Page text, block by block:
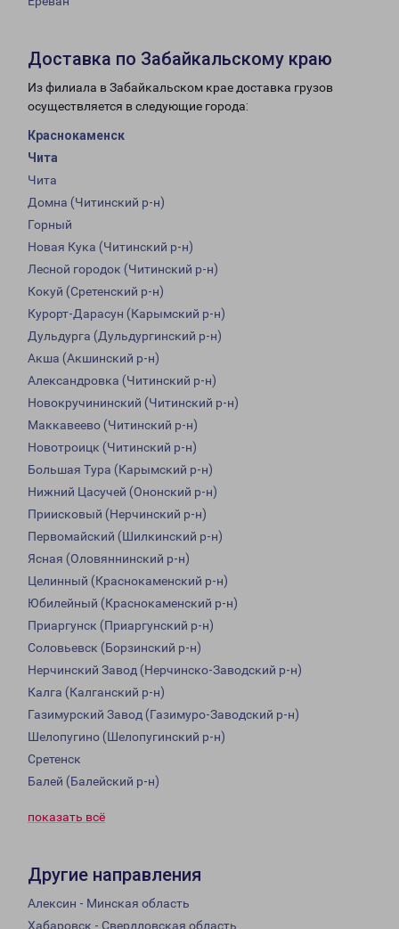
Доставка по Забайкальскому краю
Из филиала в Забайкальском крае доставка грузов
осуществляется в следующие города:
Краснокаменск
Чита
Чита
Домна (Читинский р-н)
Горный
Новая Кука (Читинский р-н)
Лесной городок (Читинский р-н)
Кокуй (Сретенский р-н)
Курорт-Дарасун (Карымский р-н)
Дульдурга (Дульдургинский р-н)
Акша (Акшинский р-н)
Александровка (Читинский р-н)
Новокручининский (Читинский р-н)
Маккавеево (Читинский р-н)
Новотроицк (Читинский р-н)
Большая Тура (Карымский р-н)
Нижний Цасучей (Ононский р-н)
Приисковый (Нерчинский р-н)
Первомайский (Шилкинский р-н)
Ясная (Оловяннинский р-н)
Целинный (Краснокаменский р-н)
Юбилейный (Краснокаменский р-н)
Приаргунск (Приаргунский р-н)
Соловьевск (Борзинский р-н)
Нерчинский Завод (Нерчинско-Заводский р-н)
Калга (Калганский р-н)
Газимурский Завод (Газимуро-Заводский р-н)
Шелопугино (Шелопугинский р-н)
Сретенск
Балей (Балейский р-н)
показать всё
Другие направления
Алексин - Минская область
Хабаровск - Свердловская область